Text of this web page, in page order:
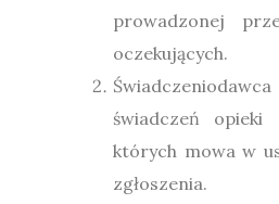
prowadzonej
oczekujących.
świadczeń
których mowa w
zgłoszenia.